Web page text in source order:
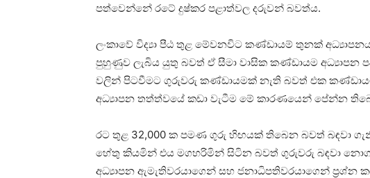
පත්වෙන්නේ රටේ දුෂ්කර පළාත්වල දරුවන් බවත්ය.
ලංකාවේ විද්‍යා පීඨ තුළ මේවනවිට කණ්ඩායම් තුනක්
පුහුණුව ලැබිය යුතු බවත් ඒ සීමා වාසික කණ්ඩායම අධ්‍යාපන
වලින් පිටවීමට ගුරුවරු කණ්ඩායමක් නැති බවත් එක
අධ්‍යාපන තත්ත්වයේ කඩා වැටීම මේ කාරණයෙන් පේන්න
රට තුළ 32,000 ක පමණ ගුරු හිඟයක් තිබෙන බවත් බඳවා
හේතු කියමින් එය මගහරිමින් සිටින බවත් ගුරුවරු බඳවා
අධ්‍යාපන ඇමැතිවරයාගෙන් සහ ජනාධිපතිවරයාගෙන්